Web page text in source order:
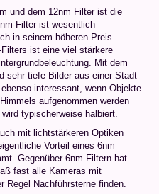
und dem 12nm Filter ist die
Filter ist wesentlich
in seinem höheren Preis
ist eine viel stärkere
Mit dem
sehr tiefe Bilder aus einer Stadt
interessant, wenn Objekte
aufgenommen werden
typischerweise halbiert.
mit lichtstärkeren Optiken
Vorteil eines 6nm
Gegenüber 6nm Filtern hat
fast alle Kameras mit
Regel Nachführsterne finden.